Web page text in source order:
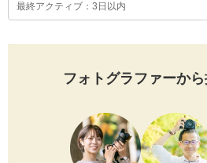
最終アクティブ：3日以内
フォトグラファーか